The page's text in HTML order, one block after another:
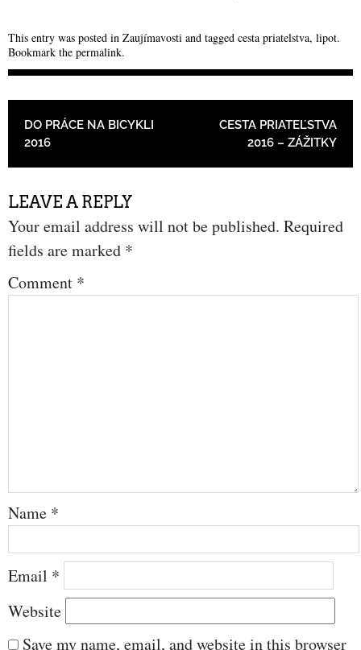
This entry was posted in Zaujímavosti and tagged cesta priatelstva, lipot.
Bookmark the permalink.
POST NAVIGATION
DO PRÁCE NA BICYKLI
2016
CESTA PRIATEĽSTVA
2016 – ZÁŽITKY
LEAVE A REPLY
Your email address will not be published. Required
fields are marked *
Comment *
Name *
Email *
Website
Save my name, email, and website in this browser